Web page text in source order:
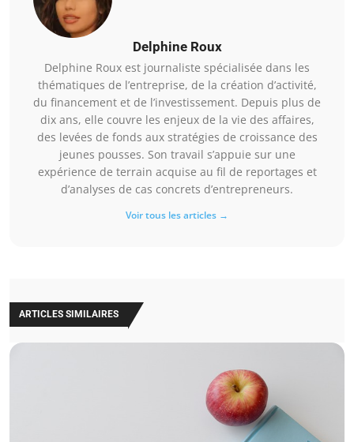
Delphine Roux
Delphine Roux est journaliste spécialisée dans les
thématiques de l’entreprise, de la création d’activité,
du financement et de l’investissement. Depuis plus de
dix ans, elle couvre les enjeux de la vie des affaires,
des levées de fonds aux stratégies de croissance des
jeunes pousses. Son travail s’appuie sur une
expérience de terrain acquise au fil de reportages et
d’analyses de cas concrets d’entrepreneurs.
Voir tous les articles →
ARTICLES SIMILAIRES